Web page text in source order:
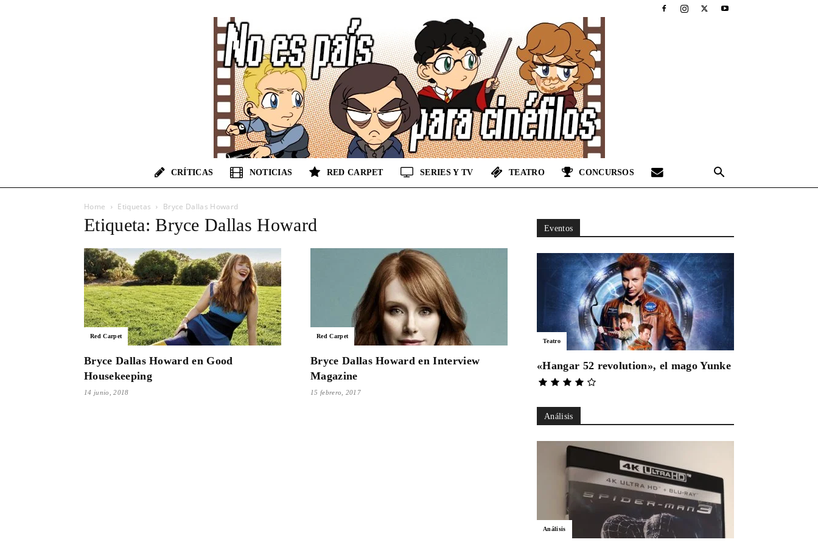
Es
País
CRÍTICAS NOTICIAS RED CARPET SERIES Y TV TEATRO CONCURSOS
Home Etiquetas Bryce Dallas Howard
Etiqueta: Bryce Dallas Howard
Red Carpet
Bryce Dallas Howard en Good
Housekeeping
14 junio, 2018
Red Carpet
Bryce Dallas Howard en Interview
Magazine
15 febrero, 2017
Eventos
Teatro
«Hangar 52 revolution», el mago Yunke
Análisis
Análisis